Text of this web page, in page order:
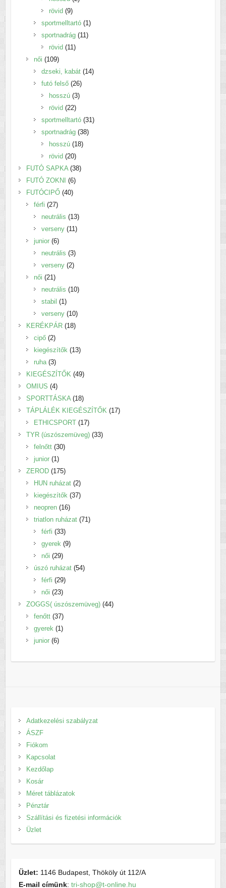
rövid 99
termék
sportmelltartó 11
termék
sportnadrág 1111
rövid 1111
női 109109
termék
dzseki, kabát 1414
futó felső 2626
termék
hosszú 33
rövid 2222
termék
sportmelltartó 3131
sportnadrág 3838
hosszú 1818
rövid 2020
termék
FUTÓ SAPKA 3838
FUTÓ ZOKNI 66
termék
FUTÓCIPŐ 4040
férfi 2727
termék
neutrális 1313
termék
verseny 1111
junior 66
termék
neutrális 33
termék
verseny 22
női 2121
termék
neutrális 1010
stabil 11
termék
verseny 1010
termék
KERÉKPÁR 1818
cipő 22
termék
kiegészítők 1313
ruha 33
termék
KIEGÉSZÍTŐK 4949
OMIUS 44
termék
SPORTTÁSKA 1818
termék
TÁPLÁLÉK KIEGÉSZÍTŐK 1717
ETHICSPORT 1717
termék
TYR (úszószemüveg) 3333
felnőtt 3030
junior 11
termék
ZEROD 175175
termék
HUN ruházat 22
termék
kiegészítők 3737
neopren 1616
termék
triatlon ruházat 7171
férfi 3333
termék
gyerek 99
női 2929
termék
úszó ruházat 5454
férfi 2929
termék
női 2323
termék
ZOGGS( úszószemüveg) 4444
fenőtt 3737
termék
gyerek 11
junior 66
Adatkezelési szabályzat
ÁSZF
Fiókom
Kapcsolat
Kezdőlap
Kosár
Méret táblázatok
Pénztár
Szállítási és fizetési információk
Üzlet
Üzlet: 1146 Budapest, Thököly út 112/A
E-mail címünk: tri-shop@t-online.hu